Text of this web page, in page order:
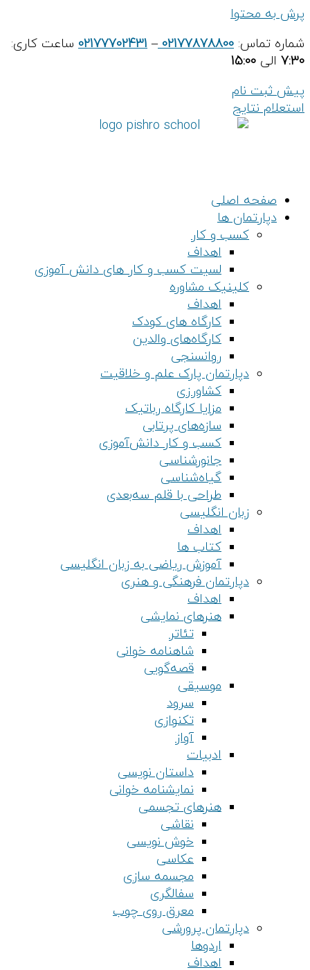
پرش به محتوا
شماره تماس: 02177878800
–
02177702431 ساعت کاری:
7:30 الی 15:00
پیش ثبت نام
استعلام نتایج
صفحه اصلی
دپارتمان ها
کسب و کار
اهداف
لسیت کسب و کار های دانش آموزی
کلینیک مشاوره
اهداف
کارگاه های کودک
کارگاه‌های والدین
روانسنجی
دپارتمان پارک علم و خلاقیت
کشاورزی
مزایا کارگاه رباتیک
سازه‌های پرتابی
کسب و کار دانش‌آموزی
جانورشناسی
گیاه‌شناسی
طراحی با قلم سه‌بعدی
زبان انگلیسی
اهداف
کتاب ها
آموزش ریاضی به زبان انگلیسی
دپارتمان فرهنگی و هنری
اهداف
هنرهای نمایشی
تئاتر
شاهنامه خوانی
قصه‌گویی
موسیقی
سرود
تکنوازی
آواز
ادبیات
داستان نویسی
نمایشنامه خوانی
هنرهای تجسمی
نقاشی
خوش نویسی
عکاسی
مجسمه سازی
سفالگری
معرق روی چوب
دپارتمان پرورشی
اردوها
اهداف